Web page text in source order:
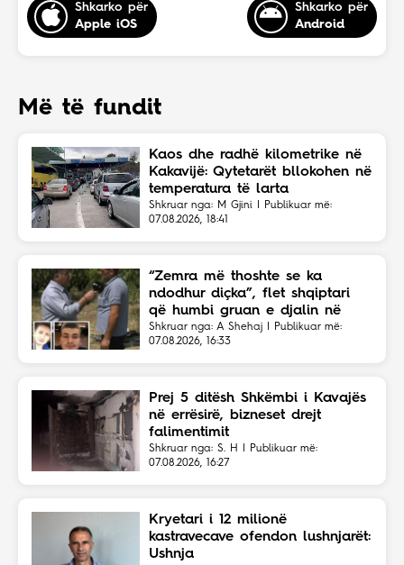
Shkarko për
Apple iOS
Shkarko për
Android
Më të fundit
Kaos dhe radhë kilometrike në
Kakavijë: Qytetarët bllokohen në
temperatura të larta
Shkruar nga: M Gjini | Publikuar më:
07.08.2026, 18:41
“Zemra më thoshte se ka
ndodhur diçka”, flet shqiptari
që humbi gruan e djalin në
aksident
Shkruar nga: A Shehaj | Publikuar më:
07.08.2026, 16:33
Prej 5 ditësh Shkëmbi i Kavajës
në errësirë, bizneset drejt
falimentimit
Shkruar nga: S. H | Publikuar më:
07.08.2026, 16:27
Kryetari i 12 milionë
kastravecave ofendon lushnjarët:
Ushnja